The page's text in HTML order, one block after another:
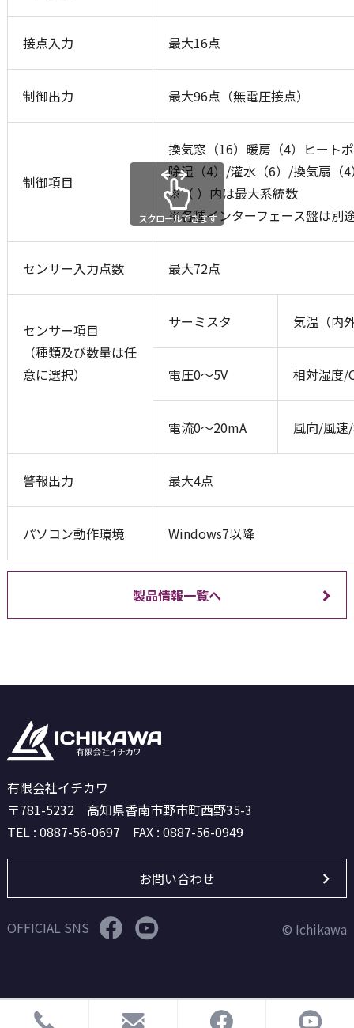
接点入力 最大16点
制御出力 最大96点（無電圧接点）
制御項目
換気窓（16）暖房（4）ヒート
除湿（4）/灌水（6）/換気扇（
※（ ）内は最大系統数
※各種インターフェース盤は別
センサー入力点数 最大72点
センサー項目
（種類及び数量は任
意に選択）
サーミスタ 気温（内
電圧0～5V 相対湿度/
電流0～20mA 風向/風速
警報出力 最大4点
パソコン動作環境 Windows7以降
スクロールできます
製品情報一覧へ
有限会社イチカワ
〒781-5232 高知県香南市野市町西野35-3
TEL : 0887-56-0697 FAX : 0887-56-0949
お問い合わせ
OFFICIAL SNS © Ichikawa